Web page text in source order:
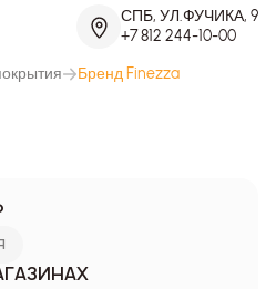
СПБ, УЛ.ФУЧИКА, 9
+7 812 244-10-00
Бренд Finezza